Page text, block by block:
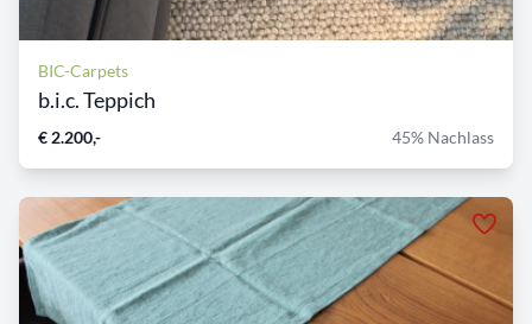
BIC-Carpets
b.i.c. Teppich
€ 2.200,- 45% Nachlass